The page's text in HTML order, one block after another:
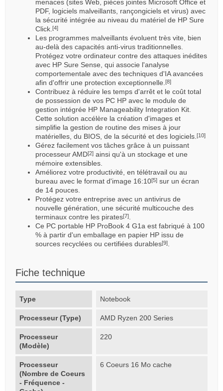
menaces (sites Web, pièces jointes Microsoft Office et
PDF, logiciels malveillants, rançongiciels et virus) avec
la sécurité intégrée au niveau du matériel de HP Sure
Click. [4]
Les programmes malveillants évoluent très vite, bien
au-delà des capacités anti-virus traditionnelles.
Protégez votre ordinateur contre des attaques inédites
avec HP Sure Sense, qui associe l'analyse
comportementale avec des techniques d'IA avancées
afin d'offrir une protection exceptionnelle. [8]
Contribuez à réduire les temps d'arrêt et le coût total
de possession de vos PC HP avec le module de
gestion intégrée HP Manageability Integration Kit.
Cette solution accélère la création d'images et
simplifie la gestion de routine des mises à jour
matérielles, du BIOS, de la sécurité et des logiciels. [10]
Gérez facilement vos tâches grâce à un puissant
processeur AMD[2] ainsi qu'à un stockage et une
mémoire extensibles.
Améliorez votre productivité, en télétravail ou au
bureau avec le format d'image 16:10[5] sur un écran
de 14 pouces.
Protégez votre entreprise avec un antivirus de
nouvelle génération, une sécurité multicouche des
terminaux contre les pirates[7]
Ce PC portable HP ProBook 4 G1a est fabriqué à 100
% à partir d'un emballage en papier HP issu de
sources recyclées ou certifiées durables[9]
Fiche technique
Type Notebook
Processeur (Type) AMD Ryzen 200 Series
Processeur
(Modèle)
220
Processeur
(Nombre de Coeurs
- Fréquence -
6 Coeurs 16 Mo cache